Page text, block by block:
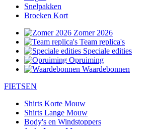
Snelpakken
Broeken Kort
Zomer 2026
Team replica's
Speciale edities
Opruiming
Waardebonnen
FIETSEN
Shirts Korte Mouw
Shirts Lange Mouw
Body's en Windstoppers